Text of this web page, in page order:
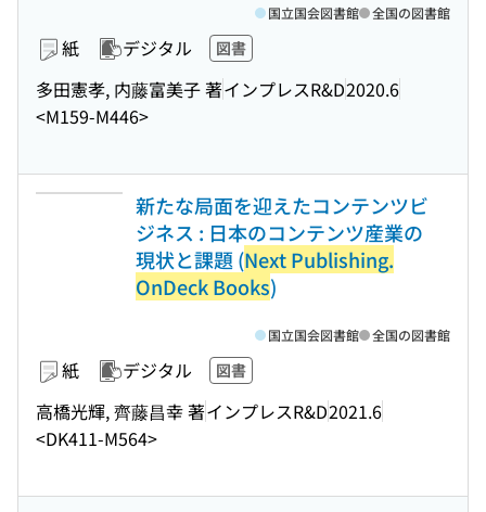
紙 デジタル 図書
多田憲孝, 内藤富美子 著インプレスR&D2020.6
<M159-M446>
国立国会図書館 全国の図書館
新たな局面を迎えたコンテンツビ
ジネス : 日本のコンテンツ産業の
現状と課題 (Next Publishing.
OnDeck Books)
紙 デジタル 図書
高橋光輝, 齊藤昌幸 著インプレスR&D2021.6
<DK411-M564>
国立国会図書館 全国の図書館